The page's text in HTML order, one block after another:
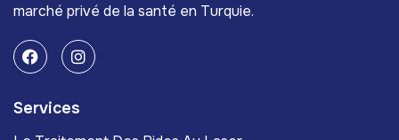
marché privé de la santé en Turquie.
Services